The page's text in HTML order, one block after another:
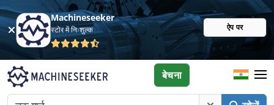
Machineseeker
स्टोर में निःशुल्क ऐप पर
बेचना